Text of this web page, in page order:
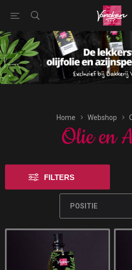
Bestellingen voor morgen
17:00 uur worden
Home Webshop
Olie en
FILTERS